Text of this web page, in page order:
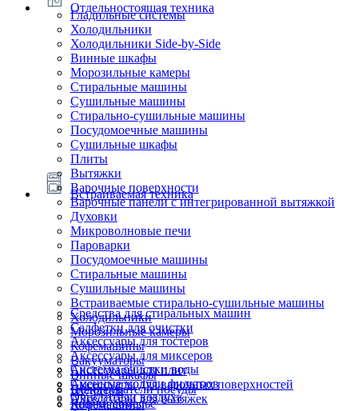
Отдельностоящая техника
Гладильные системы
Холодильники
Холодильники Side-by-Side
Винные шкафы
Морозильные камеры
Стиральные машины
Сушильные машины
Стирально-сушильные машины
Посудомоечные машины
Сушильные шкафы
Плиты
Встраиваемая техника
Вытяжки
Варочные поверхности
Варочные панели с интегрированной вытяжкой
Духовки
Микроволновые печи
Пароварки
Посудомоечные машины
Стиральные машины
Сушильные машины
Встраиваемые стирально-сушильные машины
Холодильники
Морозильные камеры
Кофемашины
Вакууматоры
Винные шкафы
Подогреватели посуды
Ящики сомелье
Блендеры
Кофемашины
Очистители воздуха
Системы очистки воды
Сменные модули фильтров
Аксессуары для тостеров
Аксессуары для миксеров
Аксессуары для плит
Аксессуары для варочных поверхностей
Аксессуары для вытяжек
Средства для стиральных машин
Салфетки для очистки